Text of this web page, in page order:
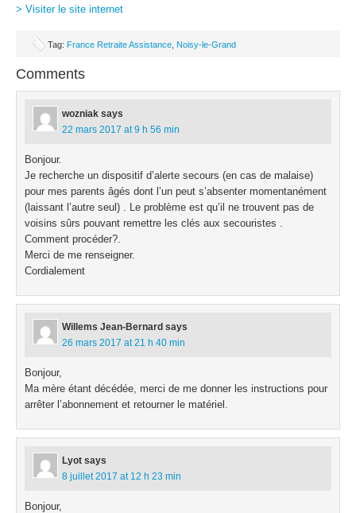
> Visiter le site internet
Tag: France Retraite Assistance Noisy-le-Grand
Comments
wozniak says
22 mars 2017 at 9 h 56 min
Bonjour.
Je recherche un dispositif d’alerte secours (en cas de malaise)
pour mes parents âgés dont l’un peut s’absenter momentanément
(laissant l’autre seul) . Le problème est qu’il ne trouvent pas de
voisins sûrs pouvant remettre les clés aux secouristes .
Comment procéder?.
Merci de me renseigner.
Cordialement
Willems Jean-Bernard says
26 mars 2017 at 21 h 40 min
Bonjour,
Ma mère étant décédée, merci de me donner les instructions pour
arrêter l’abonnement et retourner le matériel.
Lyot says
8 juillet 2017 at 12 h 23 min
Bonjour,